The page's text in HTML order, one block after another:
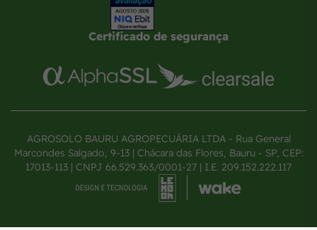
Certificado de segurança
AGROSOLO BAURU AGROPECUÁRIA LTDA - Rua General
Marcondes Salgado, 9-13 | Chácara das Flores, Bauru - SP, CEP:
17013-113 | CNPJ 66.529.363/0001-27 | I.E. 209.152.222.117